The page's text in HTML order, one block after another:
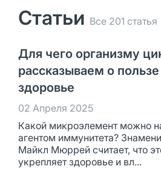
Статьи Все 201 статья
Для чего организму
рассказываем о
здоровье
02 Апреля 2025
Какой микроэлемент можно
агентом иммунитета?
Майкл Мюррей считает, что
укрепляет здоровье и вл...